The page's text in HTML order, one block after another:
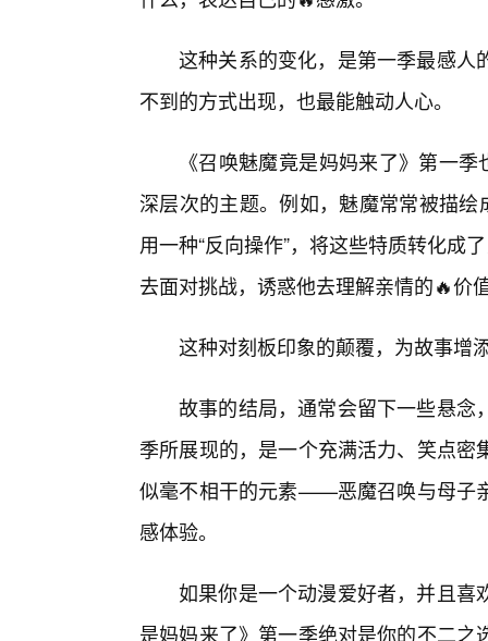
这种关系的变化，是第一季最感人
不到的方式出现，也最能触动人心。
《召唤魅魔竟是妈妈来了》第一
深层次的主题。例如，魅魔常常被描
用一种“反向操作”，将这些特质转化
去面对挑战，诱惑他去理解亲情的🔥价
这种对刻板印象的颠覆，为故事增
故事的结局，通常会留下一些悬念
季所展现的，是一个充满活力、笑点
似毫不相干的元素——恶魔召唤与母子
感体验。
如果你是一个动漫爱好者，并且喜
是妈妈来了》第一季绝对是你的不二